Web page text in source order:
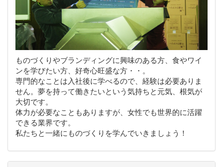
ものづくりやブランディングに興味のある方、食やワイ
ンを学びたい方、好奇心旺盛な方・・。
専門的なことは入社後に学べるので、経験は必要ありま
せん。夢を持って働きたいという気持ちと元気、根気が
大切です。
体力が必要なこともありますが、女性でも世界的に活躍
できる業界です。
私たちと一緒にものづくりを学んでいきましょう！